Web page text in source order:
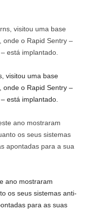
visitou uma base
onde o Rapid Sentry –
está implantado.
ano mostraram
os seus sistemas anti-
para as suas